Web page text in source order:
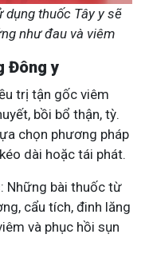
dụng thuốc Tây y sẽ
như đau và viêm
Đông y
trị tận gốc viêm
bồi bổ thận, tỳ.
chọn phương pháp
dài hoặc tái phát.
: Những bài thuốc từ
cẩu tích, đinh lăng
và phục hồi sụn